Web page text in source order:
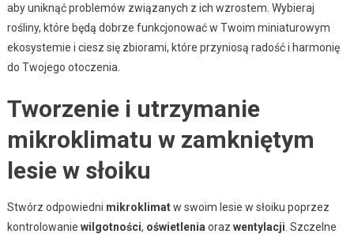
aby uniknąć problemów związanych z ich wzrostem. Wybieraj
rośliny, które będą dobrze funkcjonować w Twoim miniaturowym
ekosystemie i ciesz się zbiorami, które przyniosą radość i harmonię
do Twojego otoczenia.
Tworzenie i utrzymanie
mikroklimatu w zamkniętym
lesie w słoiku
Stwórz odpowiedni mikroklimatw swoim lesie w słoiku poprzez
kontrolowanie wilgotności, oświetlenia oraz wentylacji . Szczelne